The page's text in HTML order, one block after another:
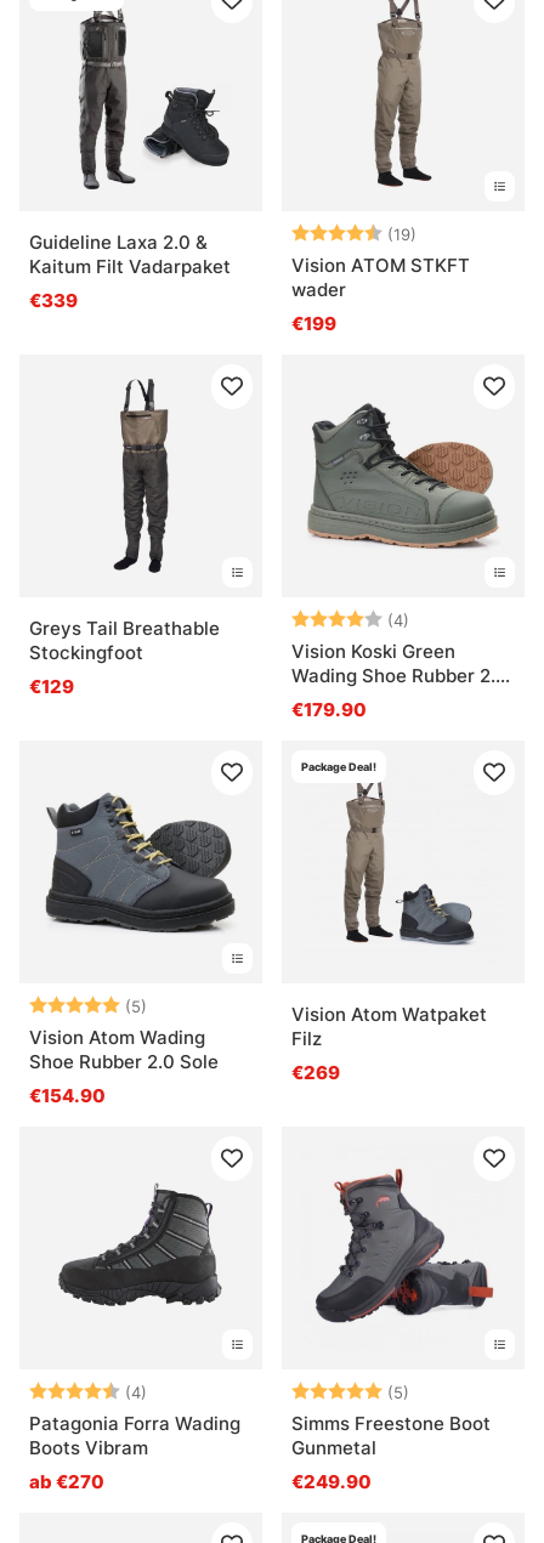
Guideline Laxa 2.0 &
Kaitum Filt Vadarpaket
€339
Bewertung:(19)
Vision ATOM STKFT
wader
€199
Greys Tail Breathable
Stockingfoot
€129
Bewertung:(4)
Vision Koski Green
Wading Shoe Rubber 2.0
Sole
€179.90
Bewertung:(5)
5.0 von 5 Sternen
Vision Atom Wading
Shoe Rubber 2.0 Sole
€154.90
Package Deal!
Vision Atom Watpaket
Filz
€269
Bewertung:(4)
4.8 von 5 Sternen
Patagonia Forra Wading
Boots Vibram
ab €270
Bewertung:(5)
Simms Freestone Boot
Gunmetal
€249.90
Package Deal!